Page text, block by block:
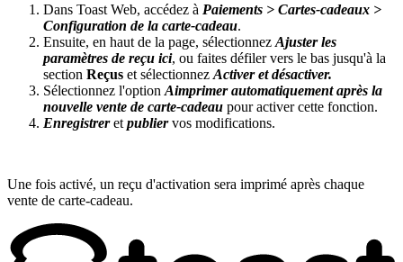
Dans Toast Web, accédez à Paiements > Cartes-cadeaux >
Configuration de la carte-cadeau.
Ensuite, en haut de la page, sélectionnez Ajuster les
paramètres de reçu ici, ou faites défiler vers le bas jusqu'à la
section Reçus et sélectionnez Activer et désactiver.
Sélectionnez l'option Aimprimer automatiquement après la
nouvelle vente de carte-cadeau pour activer cette fonction.
Enregistreret publiervos modifications.
Une fois activé, un reçu d'activation sera imprimé après chaque
vente de carte-cadeau.